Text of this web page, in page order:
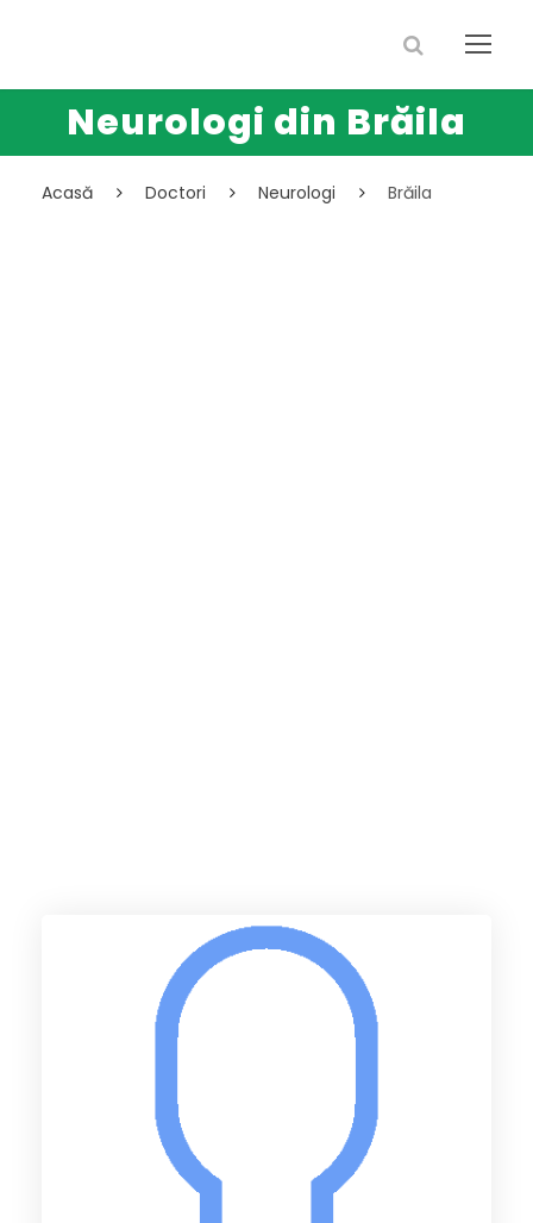
Neurologi din Brăila
Acasă Doctori Neurologi Brăila